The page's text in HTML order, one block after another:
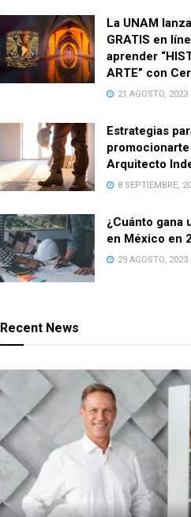
La UNAM
GRATIS en
aprender
ARTE” con
21 AGOSTO, 2023
Estrategias
Arquitecto
8 SEPTIEMBRE,
¿Cuánto gana
en México en
29 AGOSTO, 2023
Recent News